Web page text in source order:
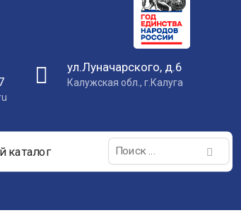
ул.Луначарского, д.6
Калужская обл., г.Калуга
каталог
Поиск: